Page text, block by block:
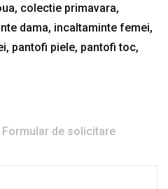
, colectie primavara,
dama, incaltaminte femei,
, pantofi piele, pantofi toc,
Formular de solicitare